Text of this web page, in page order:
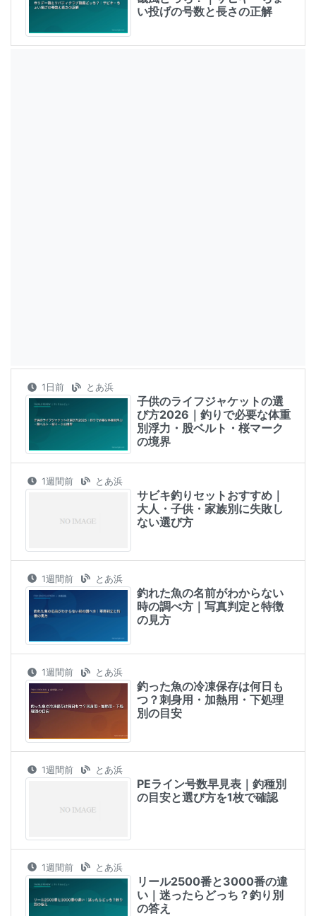
い投げの号数と長さの正解
1日前 とあ浜
子供のライフジャケットの選
び方2026｜釣りで必要な体重
別浮力・股ベルト・桜マーク
の境界
1週間前 とあ浜
サビキ釣りセットおすすめ｜
大人・子供・家族別に失敗し
ない選び方
1週間前 とあ浜
釣れた魚の名前がわからない
時の調べ方｜写真判定と特徴
の見方
1週間前 とあ浜
釣った魚の冷凍保存は何日も
つ？刺身用・加熱用・下処理
別の目安
1週間前 とあ浜
PEライン号数早見表｜釣種別
の目安と選び方を1枚で確認
1週間前 とあ浜
リール2500番と3000番の違
い｜迷ったらどっち？釣り別
の答え